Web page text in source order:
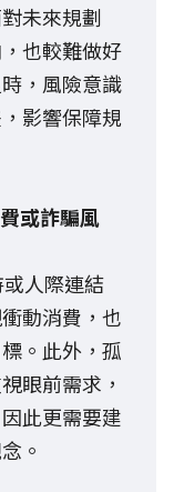
未來規劃
也較難做好
，風險意識
影響保障規
或詐騙風
人際連結
動消費，也
。此外，孤
眼前需求，
此更需要建
。